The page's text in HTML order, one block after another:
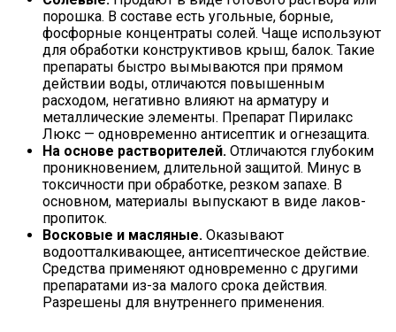
порошка. В составе есть угольные, борные,
фосфорные концентраты солей. Чаще используют
для обработки конструктивов крыш, балок. Такие
препараты быстро вымываются при прямом
действии воды, отличаются повышенным
расходом, негативно влияют на арматуру и
металлические элементы. Препарат Пирилакс
Люкс — одновременно антисептик и огнезащита.
На основе растворителей. Отличаются глубоким
проникновением, длительной защитой. Минус в
токсичности при обработке, резком запахе. В
основном, материалы выпускают в виде лаков-
пропиток.
Восковые и масляные. Оказывают
водоотталкивающее, антисептическое действие.
Средства применяют одновременно с другими
препаратами из-за малого срока действия.
Разрешены для внутреннего применения.